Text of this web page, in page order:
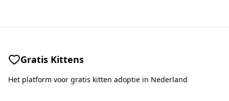
Gratis Kittens
Het platform voor gratis kitten adoptie in Nederland